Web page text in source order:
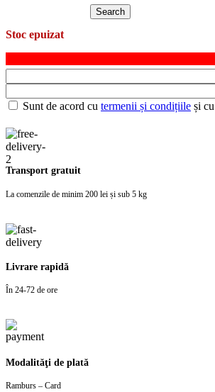
Search
Stoc epuizat
Sunt de acord cu termenii și condițiile și cu
Transport gratuit
La comenzile de minim 200 lei și sub 5 kg
Livrare rapidă
În 24-72 de ore
Modalităţi de plată
Ramburs – Card